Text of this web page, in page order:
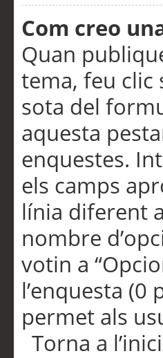
Com creo
Quan
tema, feu clic
sota del
aquesta
enquestes.
els camps
línia diferent
nombre
votin a
l’enquesta
permet als
Torna a l’inici